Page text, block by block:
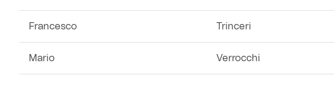
Francesco Trinceri
Mario Verrocchi